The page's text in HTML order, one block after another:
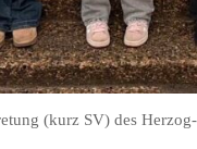
(kurz SV) des